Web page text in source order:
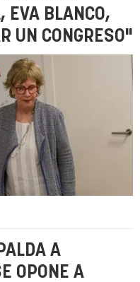
EVA BLANCO,
UN CONGRESO"
A
OPONE A